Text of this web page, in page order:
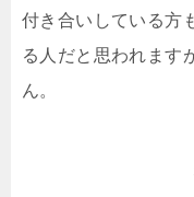
付き合いしている方
る人だと思われます
ん。